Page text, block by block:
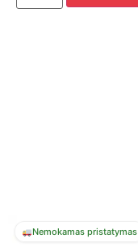
Nemokamas pristatymas